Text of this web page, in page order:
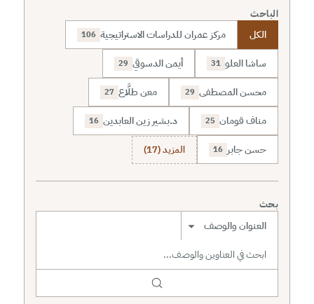
الباحث
الكل مركز عمران للدراسات الاستراتيجية 106
ساشا العلو 31 أيمن الدسوقي 29
محسن المصطفى 29 معن طلَّاع 27
مناف قومان 25 د.بشير زين العابدين 16
حسن جابر 16 المزيد (17)
بحث
نطاق البحث